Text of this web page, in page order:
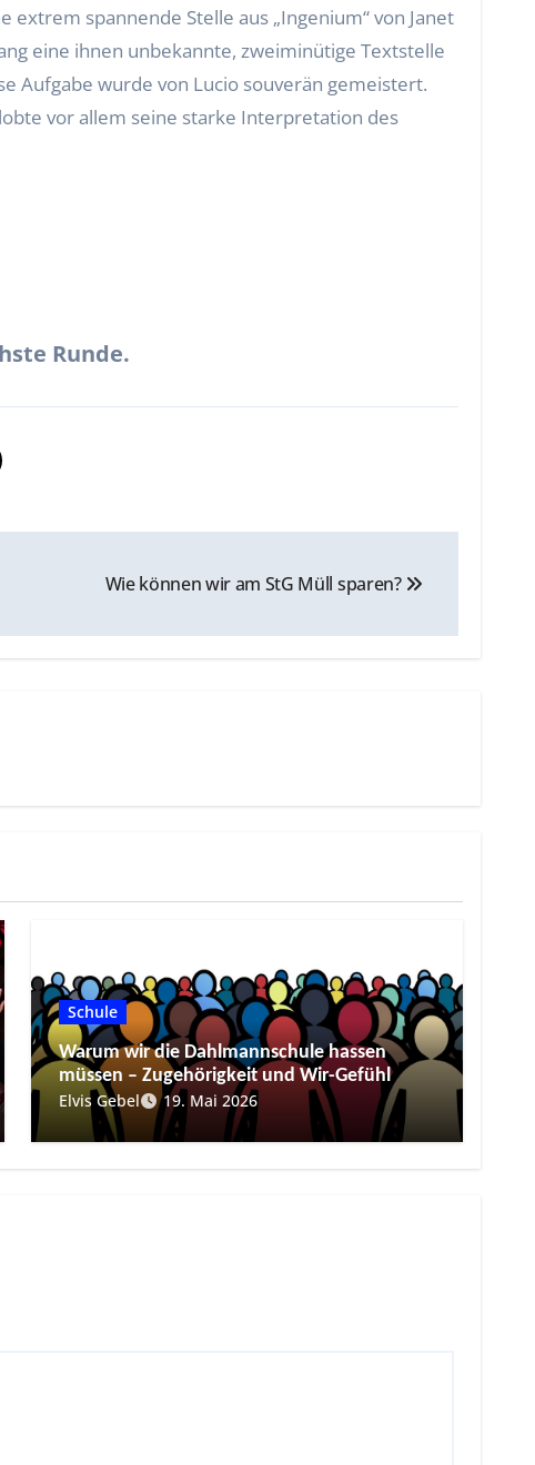
spannende Stelle aus „Ingenium“ von Janet
eine ihnen unbekannte, zweiminütige Textstelle
Aufgabe wurde von Lucio souverän gemeistert.
vor allem seine starke Interpretation des
Runde.
Wie können wir am StG Müll sparen?
Schule
Warum wir die Dahlmannschule hassen
müssen – Zugehörigkeit und Wir-Gefühl
Elvis Gebel
19. Mai 2026